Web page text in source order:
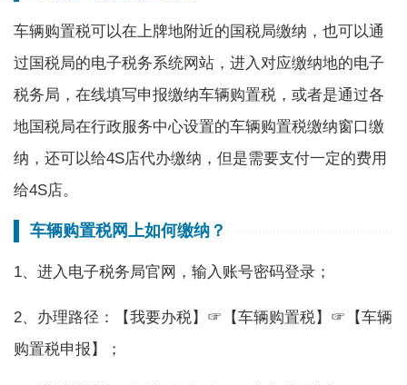
车辆购置税可以在上牌地附近的国税局缴纳，也可以通
过国税局的电子税务系统网站，进入对应缴纳地的电子
税务局，在线填写申报缴纳车辆购置税，或者是通过各
地国税局在行政服务中心设置的车辆购置税缴纳窗口缴
纳，还可以给4S店代办缴纳，但是需要支付一定的费用
给4S店。
车辆购置税网上如何缴纳？
1、进入电子税务局官网，输入账号密码登录；
2、办理路径：【我要办税】☞【车辆购置税】☞【车辆
购置税申报】；